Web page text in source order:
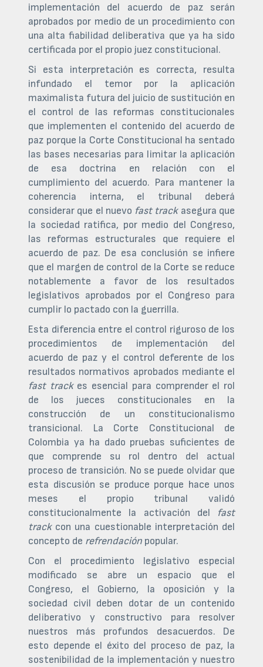
implementación del acuerdo de paz serán
aprobados por medio de un procedimiento con
una alta fiabilidad deliberativa que ya ha sido
certificada por el propio juez constitucional.
Si esta interpretación es correcta, resulta
infundado el temor por la aplicación
maximalista futura del juicio de sustitución en
el control de las reformas constitucionales
que implementen el contenido del acuerdo de
paz porque la Corte Constitucional ha sentado
las bases necesarias para limitar la aplicación
de esa doctrina en relación con el
cumplimiento del acuerdo. Para mantener la
coherencia interna, el tribunal deberá
considerar que el nuevo fast trackasegura que
la sociedad ratifica, por medio del Congreso,
las reformas estructurales que requiere el
acuerdo de paz. De esa conclusión se infiere
que el margen de control de la Corte se reduce
notablemente a favor de los resultados
legislativos aprobados por el Congreso para
cumplir lo pactado con la guerrilla.
Esta diferencia entre el control riguroso de los
procedimientos de implementación del
acuerdo de paz y el control deferente de los
resultados normativos aprobados mediante el
fast trackes esencial para comprender el rol
de los jueces constitucionales en la
construcción de un constitucionalismo
transicional. La Corte Constitucional de
Colombia ya ha dado pruebas suficientes de
que comprende su rol dentro del actual
proceso de transición. No se puede olvidar que
esta discusión se produce porque hace unos
meses el propio tribunal validó
constitucionalmente la activación del fast
trackcon una cuestionable interpretación del
concepto de refrendación popular.
Con el procedimiento legislativo especial
modificado se abre un espacio que el
Congreso, el Gobierno, la oposición y la
sociedad civil deben dotar de un contenido
deliberativo y constructivo para resolver
nuestros más profundos desacuerdos. De
esto depende el éxito del proceso de paz, la
sostenibilidad de la implementación y nuestro